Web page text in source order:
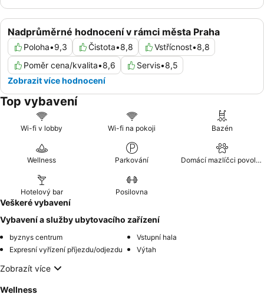
Nadprůměrné hodnocení v rámci města Praha
Poloha•9,3 Čistota•8,8 Vstřícnost•8,8
Poměr cena/kvalita•8,6 Servis•8,5
Zobrazit více hodnocení
Top vybavení
Wi-fi v lobby Wi-fi na pokoji Bazén
Wellness Parkování Domácí mazlíčci povoleni
Hotelový bar Posilovna
Veškeré vybavení
Vybavení a služby ubytovacího zařízení
byznys centrum
Vstupní hala
Expresní vyřízení příjezdu/odjezdu
Výtah
Zobrazít více
Wellness